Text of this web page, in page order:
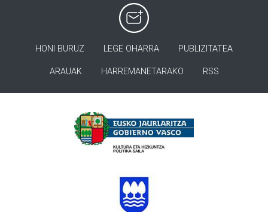
HONI BURUZ LEGE OHARRA PUBLIZITATEA
ARAUAK HARREMANETARAKO RSS